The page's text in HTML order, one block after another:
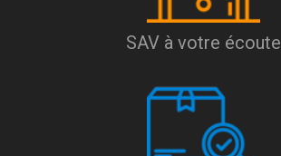
SAV à votre écoute